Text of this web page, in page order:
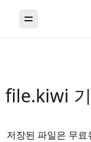
Toggle Menu
file.kiwi
저장된 파일은 무